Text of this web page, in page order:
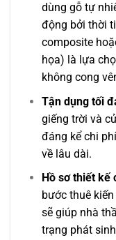
dùng gỗ tự
động bởi thời
composite
họa) là lựa
không cong
Tận dụng tối
giếng trời và
đáng kể chi
về lâu dài.
Hồ sơ thiết kế
bước thuê
sẽ giúp nhà
trạng phát